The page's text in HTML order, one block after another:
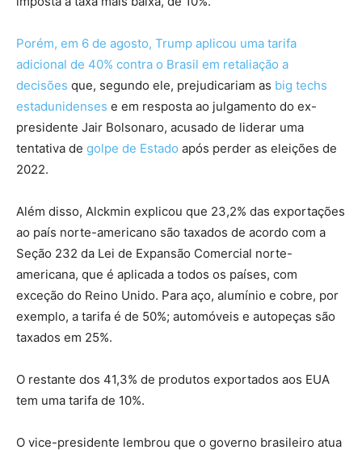
Porém, em 6 de agosto, Trump aplicou uma tarifa
adicional de 40% contra o Brasil em retaliação a
decisões que, segundo ele, prejudicariam as big techs
estadunidenses e em resposta ao julgamento do ex-
presidente Jair Bolsonaro, acusado de liderar uma
tentativa de golpe de Estado após perder as eleições de
2022.
Além disso, Alckmin explicou que 23,2% das exportações
ao país norte-americano são taxados de acordo com a
Seção 232 da Lei de Expansão Comercial norte-
americana, que é aplicada a todos os países, com
exceção do Reino Unido. Para aço, alumínio e cobre, por
exemplo, a tarifa é de 50%; automóveis e autopeças são
taxados em 25%.
O restante dos 41,3% de produtos exportados aos EUA
tem uma tarifa de 10%.
O vice-presidente lembrou que o governo brasileiro atua